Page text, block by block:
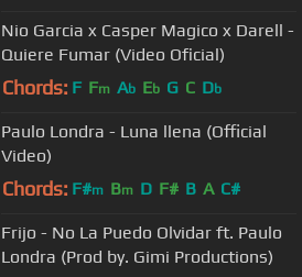
Nio Garcia x Casper Magico x Darell -
Quiere Fumar (Video Oficial)
Chords: F Fm Ab Eb G C Db
Paulo Londra - Luna llena (Official
Video)
Chords: F#m Bm D F# B A C#
Frijo - No La Puedo Olvidar ft. Paulo
Londra (Prod by. Gimi Productions)